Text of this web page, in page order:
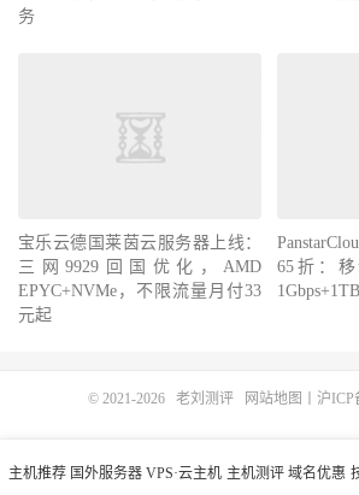
务
宝乐云德国莱茵云服务器上线：
三网9929回国优化，AMD
EPYC+NVMe，不限流量月付33
元起
65折：移
主机推荐 国外服务器 VPS·云主机 主机测评 域名优惠
© 2021-2026 老刘测评 网站地图 沪ICP